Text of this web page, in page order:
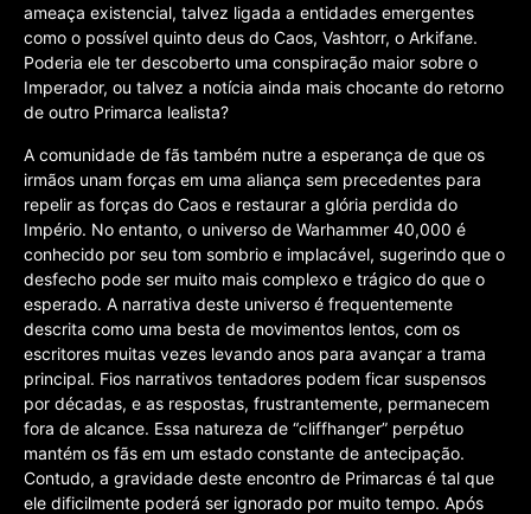
ameaça existencial, talvez ligada a entidades emergentes
como o possível quinto deus do Caos, Vashtorr, o Arkifane.
Poderia ele ter descoberto uma conspiração maior sobre o
Imperador, ou talvez a notícia ainda mais chocante do retorno
de outro Primarca lealista?
A comunidade de fãs também nutre a esperança de que os
irmãos unam forças em uma aliança sem precedentes para
repelir as forças do Caos e restaurar a glória perdida do
Império. No entanto, o universo de Warhammer 40,000 é
conhecido por seu tom sombrio e implacável, sugerindo que o
desfecho pode ser muito mais complexo e trágico do que o
esperado. A narrativa deste universo é frequentemente
descrita como uma besta de movimentos lentos, com os
escritores muitas vezes levando anos para avançar a trama
principal. Fios narrativos tentadores podem ficar suspensos
por décadas, e as respostas, frustrantemente, permanecem
fora de alcance. Essa natureza de “cliffhanger” perpétuo
mantém os fãs em um estado constante de antecipação.
Contudo, a gravidade deste encontro de Primarcas é tal que
ele dificilmente poderá ser ignorado por muito tempo. Após